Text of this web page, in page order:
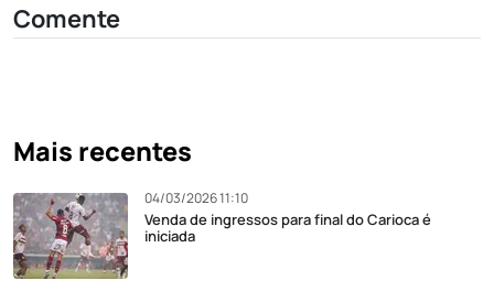
Comente
Mais recentes
04/03/2026 11:10
Venda de ingressos para final do Carioca é
iniciada